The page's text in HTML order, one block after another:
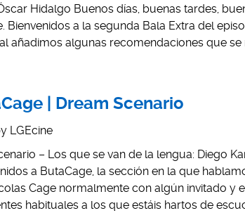
Hidalgo Buenos días, buenas tardes,
Bienvenidos a la segunda Bala Extra del
añadimos algunas recomendaciones que
| Dream Scenario
LGEcine
– Los que se van de la lengua: Diego
a ButaCage, la sección en la que
Cage normalmente con algún invitado y
habituales a los que estáis hartos de